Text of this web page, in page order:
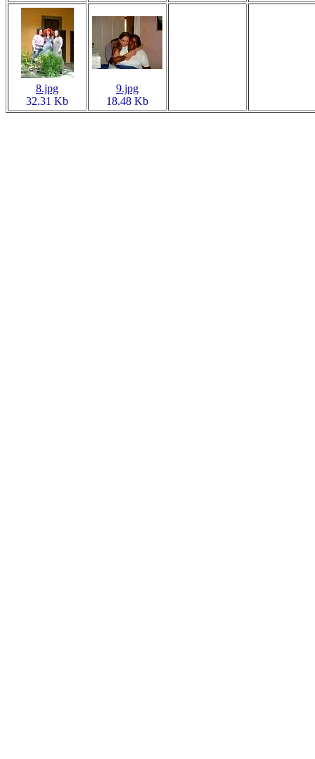
8.jpg
32.31 Kb
9.jpg
18.48 Kb